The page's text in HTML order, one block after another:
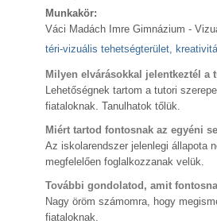
Munkakör:
Váci Madách Imre Gimnázium -
téri-vizuális tehetségterület,
Milyen elvárásokkal jelentkeztél a
Lehetőségnek tartom a tutori
fiataloknak. Tanulhatok tőlük.
Miért tartod fontosnak az egyéni
Az iskolarendszer jelenlegi állapota
megfelelően foglalkozzanak velük.
További gondolatod, amit
Nagy öröm számomra, hogy
fiataloknak.